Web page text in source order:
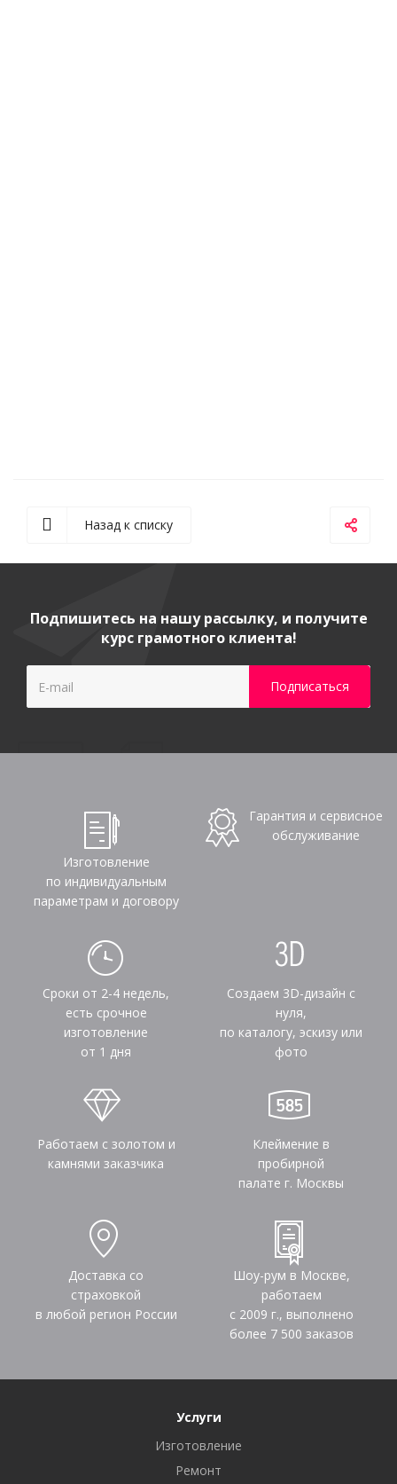
Назад к списку
Подпишитесь на нашу рассылку, и получите
курс грамотного клиента!
Изготовление
по индивидуальным
параметрам и договору
Гарантия и сервисное
обслуживание
Сроки от 2-4 недель,
есть срочное
изготовление
от 1 дня
Создаем 3D-дизайн с
нуля,
по каталогу, эскизу или
фото
Работаем с золотом и
камнями заказчика
Клеймение в
пробирной
палате г. Москвы
Доставка со
страховкой
в любой регион России
Шоу-рум в Москве,
работаем
с 2009 г., выполнено
более 7 500 заказов
Услуги
Изготовление
Ремонт